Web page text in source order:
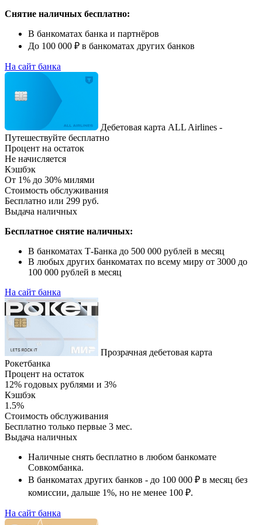
Снятие наличных бесплатно:
В банкоматах банка и партнёров
До 100 000 ₽ в банкоматах других банков
На сайт банка
Дебетовая карта ALL Airlines -
Путешествуйте бесплатно
Процент на остаток
Не начисляется
Кэшбэк
От 1% до 30% милями
Стоимость обслуживания
Бесплатно или 299 руб.
Выдача наличных
Бесплатное снятие наличных:
В банкоматах Т-Банка до 500 000 рублей в месяц
В любых других банкоматах по всему миру от 3000 до
100 000 рублей в месяц
На сайт банка
Прозрачная дебетовая карта
Рокетбанка
Процент на остаток
12% годовых рублями и 3%
Кэшбэк
1.5%
Стоимость обслуживания
Бесплатно только первые 3 мес.
Выдача наличных
Наличные снять бесплатно в любом банкомате
Совкомбанка.
В банкоматах других банков - до 100 000 ₽ в месяц без
комиссии, дальше 1%, но не менее 100 ₽.
На сайт банка